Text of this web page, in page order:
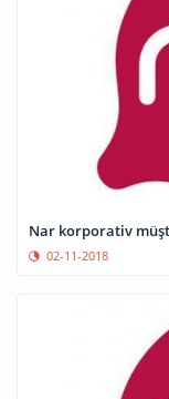
Nar korporativ
02-11-2018